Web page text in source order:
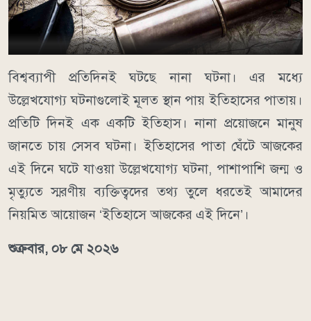
বিশ্বব্যাপী প্রতিদিনই ঘটছে নানা ঘটনা। এর মধ্যে
উল্লেখযোগ্য ঘটনাগুলোই মূলত স্থান পায় ইতিহাসের পাতায়।
প্রতিটি দিনই এক একটি ইতিহাস। নানা প্রয়োজনে মানুষ
জানতে চায় সেসব ঘটনা। ইতিহাসের পাতা ঘেঁটে আজকের
এই দিনে ঘটে যাওয়া উল্লেখযোগ্য ঘটনা, পাশাপাশি জন্ম ও
মৃত্যুতে স্মরণীয় ব্যক্তিত্বদের তথ্য তুলে ধরতেই আমাদের
নিয়মিত আয়োজন ‘ইতিহাসে আজকের এই দিনে’।
শুক্রবার, ০৮ মে ২০২৬